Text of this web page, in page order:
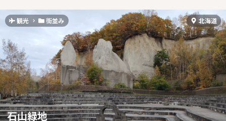
観光 街並み 北海道
石山緑地